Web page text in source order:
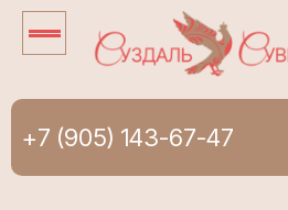
+7 (905) 143-67-47